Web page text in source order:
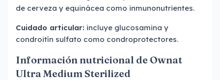
de cerveza y equinácea como inmunonutrientes.
Cuidado articular: incluye glucosamina y
condroitín sulfato como condroprotectores.
Información nutricional de Ownat
Ultra Medium Sterilized